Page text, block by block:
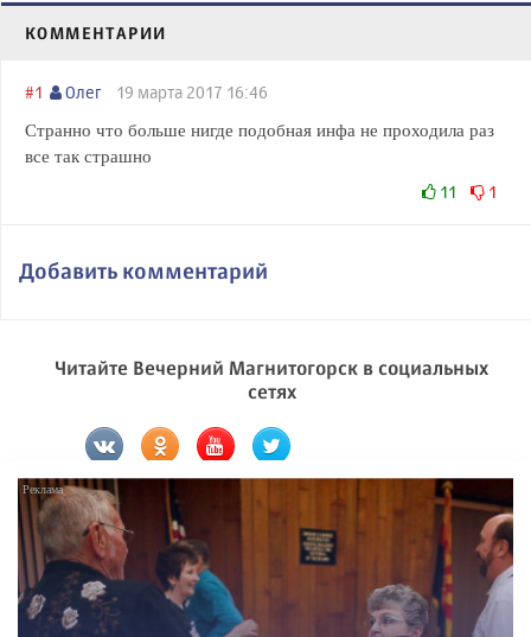
КОММЕНТАРИИ
#1 Олег 19 марта 2017 16:46
Странно что больше нигде подобная инфа не проходила раз
все так страшно
11 1
Добавить комментарий
Читайте Вечерний Магнитогорск в социальных
сетях